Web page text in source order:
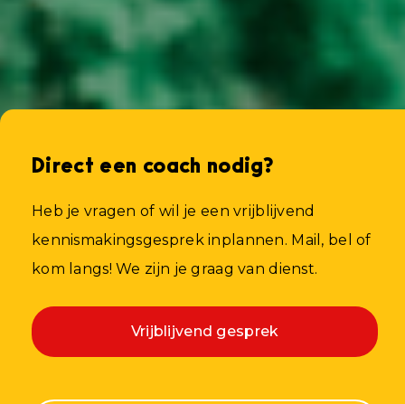
Direct een coach nodig?
Heb je vragen of wil je een vrijblijvend
kennismakingsgesprek inplannen. Mail, bel of
kom langs! We zijn je graag van dienst.
Vrijblijvend gesprek